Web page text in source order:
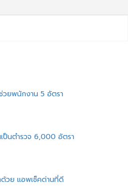
วยพนักงาน 5 อัตรา
ป็นตำรวจ 6,000 อัตรา
วย แอพเช็คด่านที่ดี